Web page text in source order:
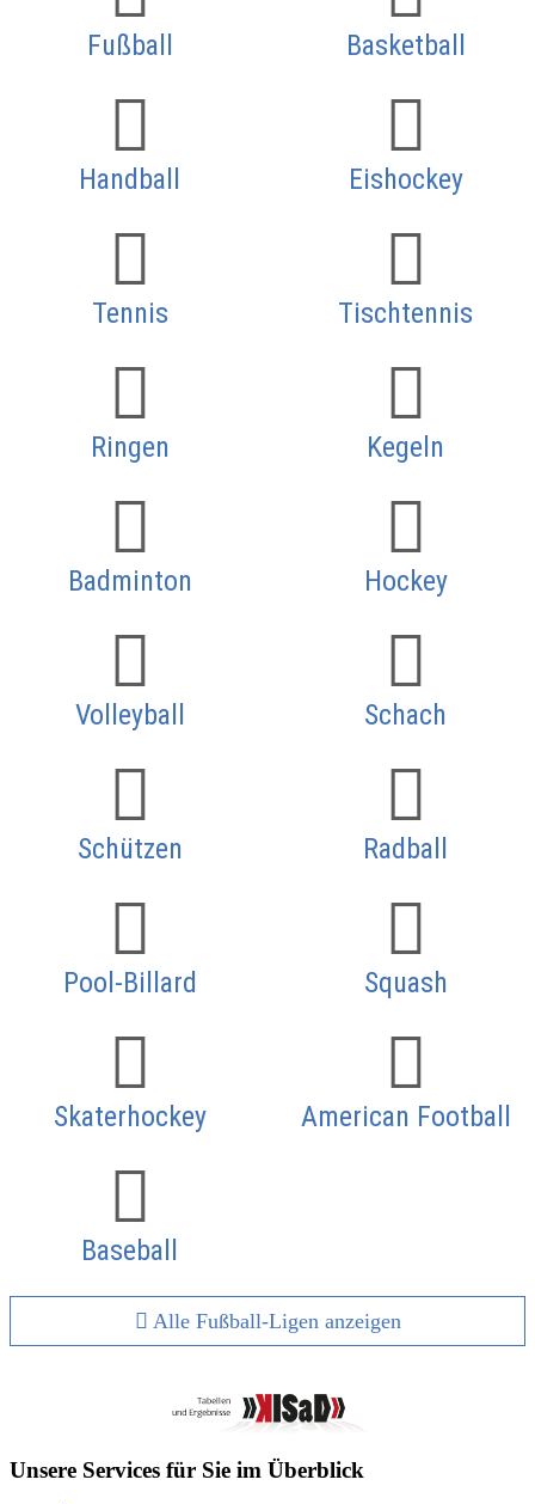
Fußball Basketball
Handball Eishockey
Tennis Tischtennis
Ringen Kegeln
Badminton Hockey
Volleyball Schach
Schützen Radball
Pool-Billard Squash
Skaterhockey American Football
Baseball
Alle Fußball-Ligen anzeigen
Unsere Services für Sie im Überblick